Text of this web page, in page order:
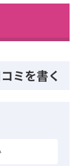
ミを書く